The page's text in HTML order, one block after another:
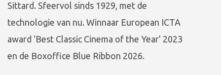
Sittard. Sfeervol sinds 1929, met de
technologie van nu. Winnaar European ICTA
award ‘Best Classic Cinema of the Year’ 2023
en de Boxoffice Blue Ribbon 2026.